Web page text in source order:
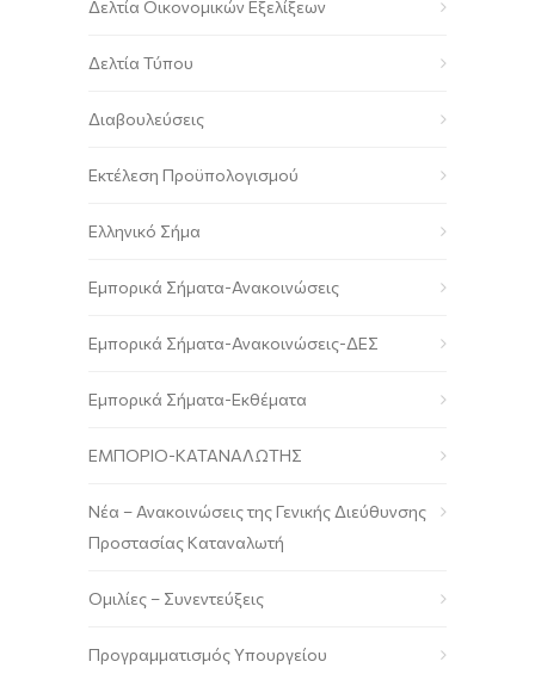
Δελτία Οικονομικών Εξελίξεων
Δελτία Τύπου
Διαβουλεύσεις
Εκτέλεση Προϋπολογισμού
Ελληνικό Σήμα
Εμπορικά Σήματα-Ανακοινώσεις
Εμπορικά Σήματα-Ανακοινώσεις-ΔΕΣ
Εμπορικά Σήματα-Εκθέματα
ΕΜΠΟΡΙΟ-ΚΑΤΑΝΑΛΩΤΗΣ
Νέα – Ανακοινώσεις της Γενικής Διεύθυνσης
Προστασίας Καταναλωτή
Ομιλίες – Συνεντεύξεις
Προγραμματισμός Υπουργείου